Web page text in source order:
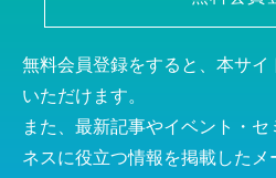
無料会員登録をすると、本サ
いただけます。
また、最新記事やイベント・
ネスに役立つ情報を掲載した